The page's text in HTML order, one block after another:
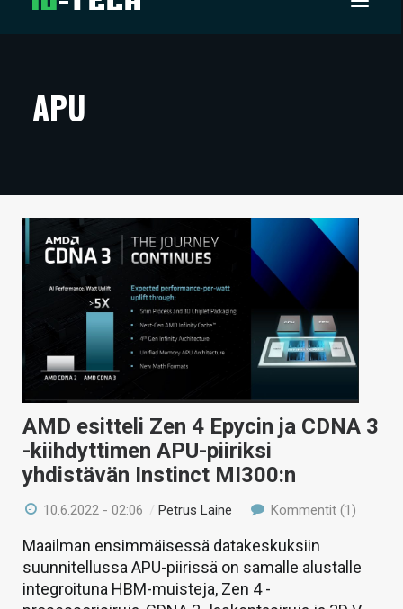
ARTIKKELIT
TECHBBS
TIETOA
VAIHDA TEEMA
HAKU
APU
AMD esitteli Zen 4 Epycin ja CDNA 3
-kiihdyttimen APU-piiriksi
yhdistävän Instinct MI300:n
10.6.2022 - 02:06 / Petrus Laine Kommentit (1)
Maailman ensimmäisessä datakeskuksiin
suunnitellussa APU-piirissä on samalle alustalle
integroituna HBM-muisteja, Zen 4 -